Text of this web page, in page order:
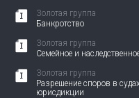
Золотая группа
Банкротство
Золотая группа
Семейное и
Золотая группа
Разрешение споров в
юрисдикции